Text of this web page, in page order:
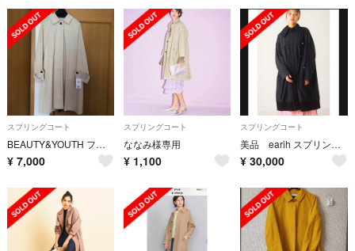
スプリングコート
BEAUTY&YOUTH フレアステンカラーコート
¥ 7,000
スプリングコート
ななみ様専用
¥ 1,100
スプリングコート
美品 earih スプリングコート 撥水加工
¥ 30,000